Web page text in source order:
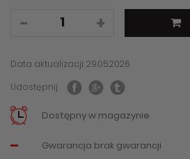
Data aktualizacji: 29.05.2026
Udostępnij:
Dostępny w magazynie
- Gwarancja brak gwarancji